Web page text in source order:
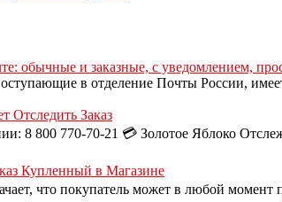
обычные и заказные, с уведомлением,
в отделение Почты России,
Отследить Заказ
8 800 770-70-21 💳 Золотое Яблоко
Купленный в Магазине
что покупатель может в любой момент